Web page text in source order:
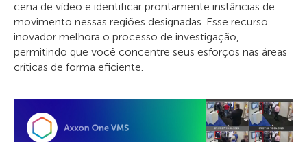
cena de vídeo e identificar prontamente instâncias de
movimento nessas regiões designadas. Esse recurso
inovador melhora o processo de investigação,
permitindo que você concentre seus esforços nas áreas
críticas de forma eficiente.